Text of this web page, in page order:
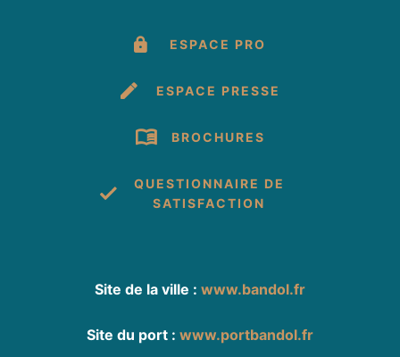
ESPACE PRO
ESPACE PRESSE
BROCHURES
QUESTIONNAIRE DE
SATISFACTION
Site de la ville : www.bandol.fr
Site du port : www.portbandol.fr